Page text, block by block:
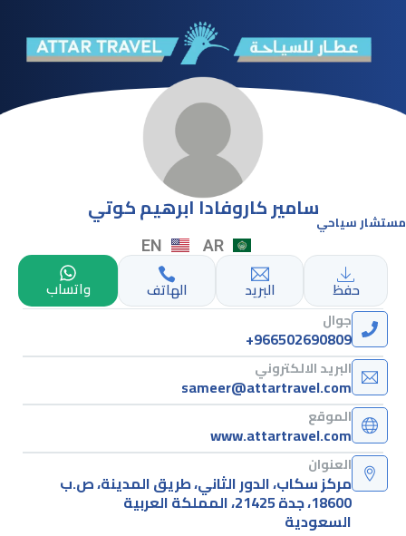
سامير كاروفادا ابرهيم كوتيمستشار سياحي
AR
EN
حفظ البريد الهاتف واتساب
جوال
+966502690809
البريد الالكتروني
sameer@attartravel.com
الموقع
www.attartravel.com
العنوان
مركز سكاب، الدور الثاني، طريق المدينة، ص.ب
18600، جدة 21425، المملكة العربية
السعودية